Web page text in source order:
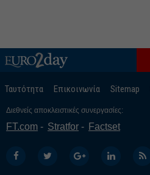
Ταυτότητα Επικοινωνία Sitemap
Διεθνείς αποκλειστικές συνεργασίες:
FT.com Stratfor Factset